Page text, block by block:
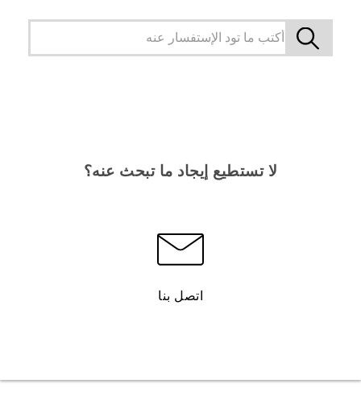
لا تستطيع إيجاد ما تبحث عنه؟
اتصل بنا